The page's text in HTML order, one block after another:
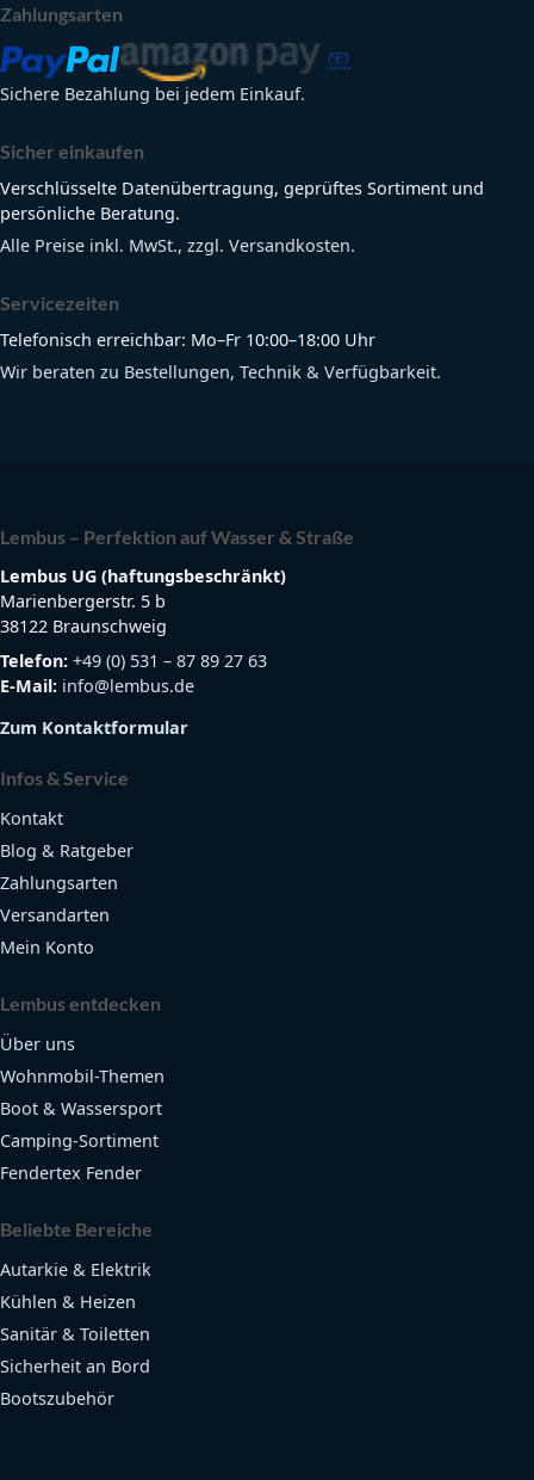
Zahlungsarten
Sichere Bezahlung bei jedem Einkauf.
Sicher einkaufen
Verschlüsselte Datenübertragung, geprüftes Sortiment und
persönliche Beratung.
Alle Preise inkl. MwSt., zzgl. Versandkosten.
Servicezeiten
Telefonisch erreichbar: Mo–Fr 10:00–18:00 Uhr
Wir beraten zu Bestellungen, Technik & Verfügbarkeit.
Lembus – Perfektion auf Wasser & Straße
Lembus UG (haftungsbeschränkt)
Marienbergerstr. 5 b
38122 Braunschweig
Telefon: +49 (0) 531 – 87 89 27 63
E-Mail: info@lembus.de
Zum Kontaktformular
Infos & Service
Kontakt
Blog & Ratgeber
Zahlungsarten
Versandarten
Mein Konto
Lembus entdecken
Über uns
Wohnmobil-Themen
Boot & Wassersport
Camping-Sortiment
Fendertex Fender
Beliebte Bereiche
Autarkie & Elektrik
Kühlen & Heizen
Sanitär & Toiletten
Sicherheit an Bord
Bootszubehör